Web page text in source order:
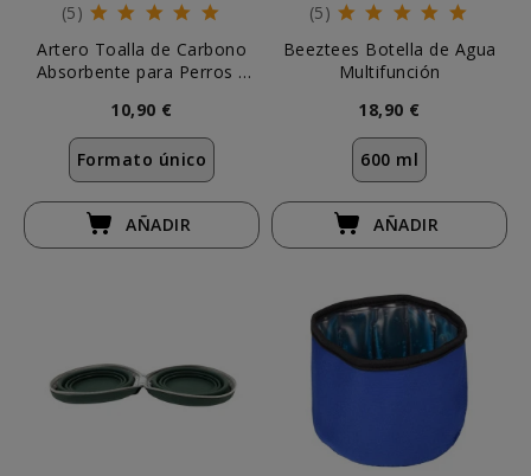
(5)
Artero Toalla de Carbono
Absorbente para Perros y
10,90 €
Formato único
AÑADIR
(5)
Beeztees Botella de Agua
Multifunción
18,90 €
600 ml
AÑADIR